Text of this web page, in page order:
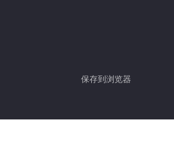
保存到浏览器